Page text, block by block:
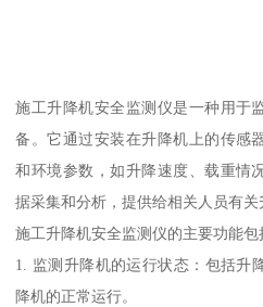
施工升降机安全监测仪是一种用于
备。它通过安装在升降机上的传感
和环境参数，如升降速度、载重情
据采集和分析，提供给相关人员有关
施工升降机安全监测仪的主要功能包
1. 监测升降机的运行状态：包括升
降机的正常运行。